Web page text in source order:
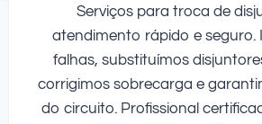
Serviços para troca de
atendimento rápido e seguro.
falhas, substituímos
corrigimos sobrecarga e
do circuito. Profissional